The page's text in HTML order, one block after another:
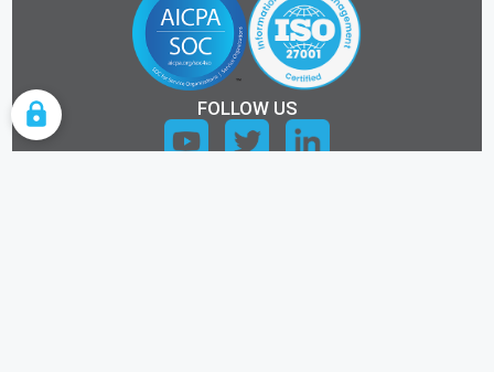
FOLLOW US
COOKIE SETTINGS